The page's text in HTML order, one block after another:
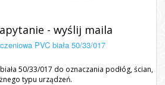
- wyślij maila
PVC biała 50/33/017
50/33/017 do oznaczania podłóg, ścian,
typu urządzeń.